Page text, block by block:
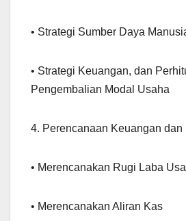
• Strategi Sumber Daya
• Strategi Keuangan, dan
Pengembalian Modal Usaha
4. Perencanaan Keuangan dan
• Merencanakan Rugi Laba
• Merencanakan Aliran Kas